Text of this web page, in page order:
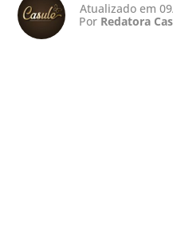
Atualizado em
Por Redatora